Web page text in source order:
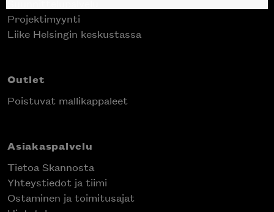
Projektimyynti
Liike Helsingin keskustassa
Outlet
Poistuvat mallikappaleet
Asiakaspalvelu
Tietoa Skannosta
Yhteystiedot ja tiimi
Ostaminen ja toimitusajat